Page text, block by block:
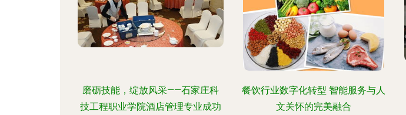
磨砺技能，绽放风采——石家庄科
技工程职业学院酒店管理专业成功
餐饮行业数字化转型 智能服务与人
文关怀的完美融合